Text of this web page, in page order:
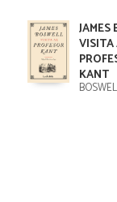
JAMES
VISITA
KANT